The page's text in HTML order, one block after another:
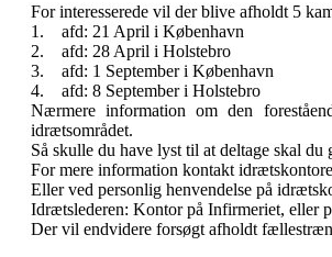
For interesserede vil der blive afholdt 5
1. afd: 21 April i København
2. afd: 28 April i Holstebro
3. afd: 1 September i København
4. afd: 8 September i Holstebro
Nærmere information om den
idrætsområdet.
Så skulle du have lyst til at deltage skal du
For mere information kontakt
Eller ved personlig henvendelse på
Idrætslederen: Kontor på Infirmeriet, eller
Der vil endvidere forsøgt afholdt